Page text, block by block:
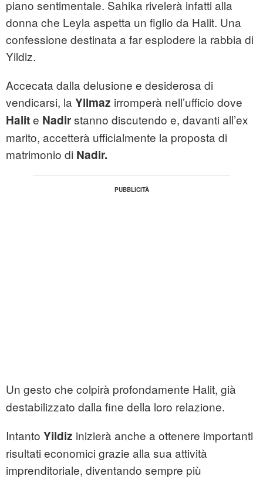
piano sentimentale. Sahika rivelerà infatti alla
donna che Leyla aspetta un figlio da Halit. Una
confessione destinata a far esplodere la rabbia di
Yildiz.
Accecata dalla delusione e desiderosa di
vendicarsi, la Yilmaz irromperà nell’ufficio dove
Halite Nadirstanno discutendo e, davanti all’ex
marito, accetterà ufficialmente la proposta di
matrimonio di Nadir.
Un gesto che colpirà profondamente Halit, già
destabilizzato dalla fine della loro relazione.
Intanto Yildiz inizierà anche a ottenere importanti
risultati economici grazie alla sua attività
imprenditoriale, diventando sempre più